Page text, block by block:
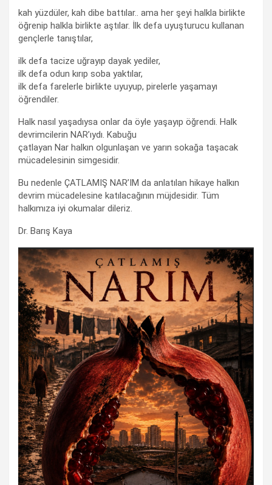
kah yüzdüler, kah dibe battılar.. ama her şeyi halkla birlikte
öğrenip halkla birlikte aştılar. İlk defa uyuşturucu kullanan
gençlerle tanıştılar,
ilk defa tacize uğrayıp dayak yediler,
ilk defa odun kırıp soba yaktılar,
ilk defa farelerle birlikte uyuyup, pirelerle yaşamayı
öğrendiler.
Halk nasıl yaşadıysa onlar da öyle yaşayıp öğrendi. Halk
devrimcilerin NAR’ıydı. Kabuğu
çatlayan Nar halkın olgunlaşan ve yarın sokağa taşacak
mücadelesinin simgesidir.
Bu nedenle ÇATLAMIŞ NAR’IM da anlatılan hikaye halkın
devrim mücadelesine katılacağının müjdesidir. Tüm
halkımıza iyi okumalar dileriz.
Dr. Barış Kaya